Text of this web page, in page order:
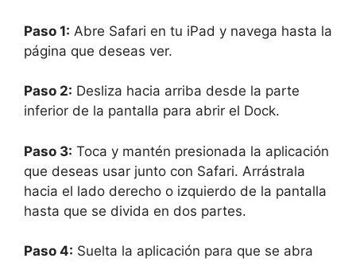
Paso 1: Abre Safari en tu iPad y navega hasta la
página que deseas ver.
Paso 2: Desliza hacia arriba desde la parte
inferior de la pantalla para abrir el Dock.
Paso 3: Toca y mantén presionada la aplicación
que deseas usar junto con Safari. Arrástrala
hacia el lado derecho o izquierdo de la pantalla
hasta que se divida en dos partes.
Paso 4: Suelta la aplicación para que se abra